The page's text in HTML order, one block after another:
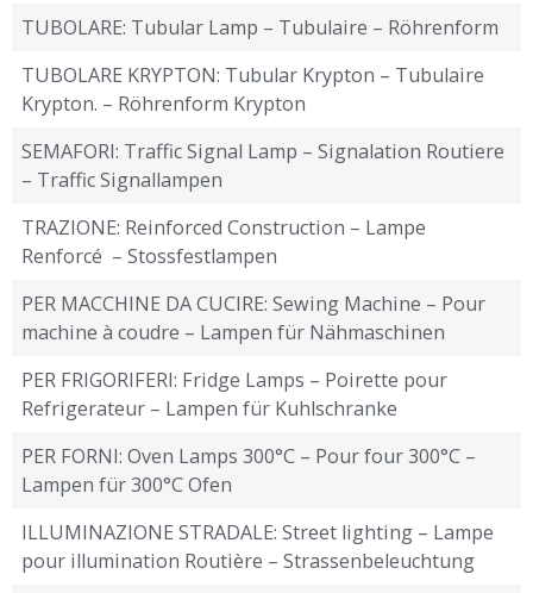
TUBOLARE: Tubular Lamp – Tubulaire – Röhrenform
TUBOLARE KRYPTON: Tubular Krypton – Tubulaire
Krypton. – Röhrenform Krypton
SEMAFORI: Traffic Signal Lamp – Signalation Routiere
– Traffic Signallampen
TRAZIONE: Reinforced Construction – Lampe
Renforcé – Stossfestlampen
PER MACCHINE DA CUCIRE: Sewing Machine – Pour
machine à coudre – Lampen für Nähmaschinen
PER FRIGORIFERI: Fridge Lamps – Poirette pour
Refrigerateur – Lampen für Kuhlschranke
PER FORNI: Oven Lamps 300°C – Pour four 300°C –
Lampen für 300°C Ofen
ILLUMINAZIONE STRADALE: Street lighting – Lampe
pour illumination Routière – Strassenbeleuchtung